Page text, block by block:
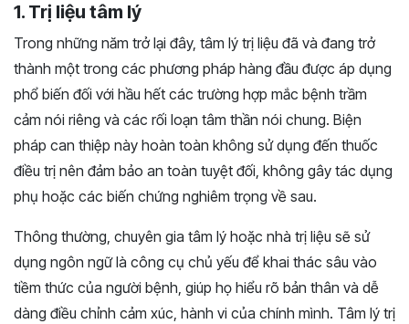
1. Trị liệu tâm lý
Trong những năm trở lại đây, tâm lý trị liệu đã và đang trở
thành một trong các phương pháp hàng đầu được áp dụng
phổ biến đối với hầu hết các trường hợp mắc bệnh trầm
cảm nói riêng và các rối loạn tâm thần nói chung. Biện
pháp can thiệp này hoàn toàn không sử dụng đến thuốc
điều trị nên đảm bảo an toàn tuyệt đối, không gây tác dụng
phụ hoặc các biến chứng nghiêm trọng về sau.
Thông thường, chuyên gia tâm lý hoặc nhà trị liệu sẽ sử
dụng ngôn ngữ là công cụ chủ yếu để khai thác sâu vào
tiềm thức của người bệnh, giúp họ hiểu rõ bản thân và dễ
dàng điều chỉnh cảm xúc, hành vi của chính mình. Tâm lý trị